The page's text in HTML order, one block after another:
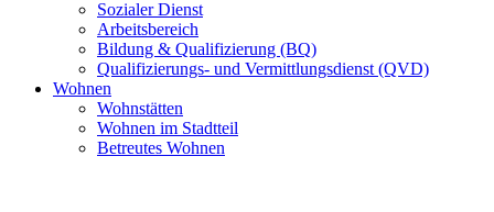
Sozialer Dienst
Arbeitsbereich
Bildung & Qualifizierung (BQ)
Qualifizierungs- und Vermittlungsdienst (QVD)
Wohnen
Wohnstätten
Wohnen im Stadtteil
Betreutes Wohnen